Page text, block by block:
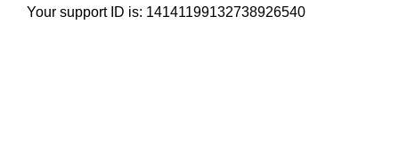
Your support ID is: 14141199132738926540